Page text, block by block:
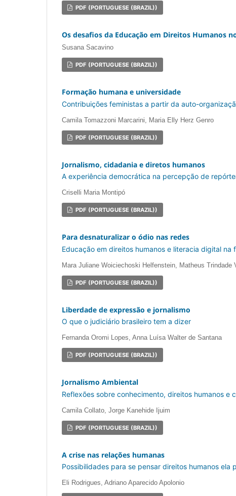
PDF (PORTUGUESE (BRAZIL))
Os desafios da Educação em Direitos Humanos
Susana Sacavino
PDF (PORTUGUESE (BRAZIL))
Formação humana e universidade
Contribuições feministas a partir da auto-
Camila Tomazzoni Marcarini, Maria Elly Herz Genro
PDF (PORTUGUESE (BRAZIL))
Jornalismo, cidadania e diretos humanos
A experiência democrática na percepção de
Criselli Maria Montipó
PDF (PORTUGUESE (BRAZIL))
Para desnaturalizar o ódio nas redes
Educação em direitos humanos e literacia digital na
Mara Juliane Woiciechoski Helfenstein, Matheus Trindade
PDF (PORTUGUESE (BRAZIL))
Liberdade de expressão e jornalismo
O que o judiciário brasileiro tem a dizer
Fernanda Oromi Lopes, Anna Luísa Walter de Santana
PDF (PORTUGUESE (BRAZIL))
Jornalismo Ambiental
Reflexões sobre conhecimento, direitos humanos e
Camila Collato, Jorge Kanehide Ijuim
PDF (PORTUGUESE (BRAZIL))
A crise nas relações humanas
Possibilidades para se pensar direitos humanos ela
Eli Rodrigues, Adriano Aparecido Apolonio